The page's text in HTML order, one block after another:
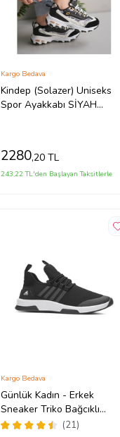
Kindep (Solazer) Uniseks
Spor Ayakkabı SİYAH
Kargo Bedava
2280,20 TL
243,22 TL'den Başlayan Taksitlerle
Günlük Kadın - Erkek
Sneaker Triko Bağcıklı
Yürüyüş Esnek Spor
(21)
Kargo Bedava